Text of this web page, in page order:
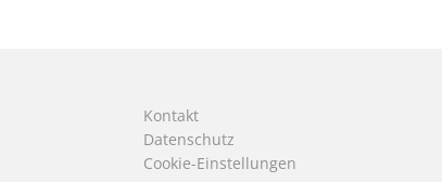
Kontakt
Datenschutz
Cookie-Einstellungen